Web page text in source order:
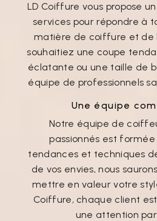
LD Coiffure vous propose
services pour répondre à
matière de coiffure et de
souhaitiez une coupe
éclatante ou une taille de
équipe de professionnels
Une équipe
Notre équipe de
passionnés est
tendances et techniques
de vos envies, nous
mettre en valeur votre
Coiffure, chaque client
une attention